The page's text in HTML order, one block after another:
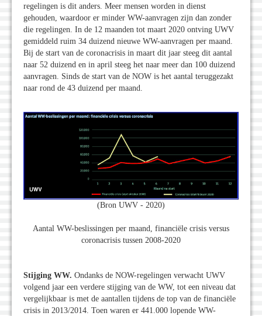
regelingen is dit anders. Meer mensen worden in dienst
gehouden, waardoor er minder WW-aanvragen zijn dan zonder
die regelingen. In de 12 maanden tot maart 2020 ontving UWV
gemiddeld ruim 34 duizend nieuwe WW-aanvragen per maand.
Bij de start van de coronacrisis in maart dit jaar steeg dit aantal
naar 52 duizend en in april steeg het naar meer dan 100 duizend
aanvragen. Sinds de start van de NOW is het aantal teruggezakt
naar rond de 43 duizend per maand.
(Bron UWV - 2020)
Aantal WW-beslissingen per maand, financiële crisis versus
coronacrisis tussen 2008-2020
Stijging WW. Ondanks de NOW-regelingen verwacht UWV
volgend jaar een verdere stijging van de WW, tot een niveau dat
vergelijkbaar is met de aantallen tijdens de top van de financiële
crisis in 2013/2014. Toen waren er 441.000 lopende WW-